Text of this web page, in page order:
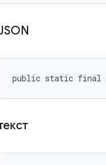
public static final